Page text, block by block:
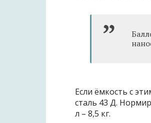
Если ёмкость с
сталь 43 Д.
л – 8,5 кг.